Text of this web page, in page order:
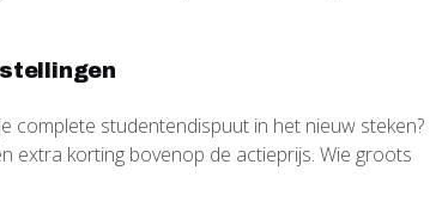
complete studentendispuut in het nieuw steken?
extra korting bovenop de actieprijs. Wie groots